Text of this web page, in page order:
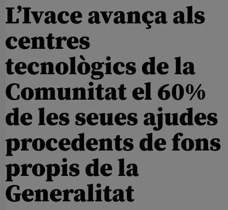
L’Ivace avança als
centres
tecnològics de la
Comunitat el 60%
de les seues ajudes
procedents de fons
propis de la
Generalitat